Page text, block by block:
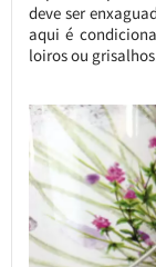
deve ser
aqui é
loiros ou